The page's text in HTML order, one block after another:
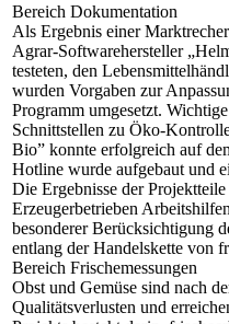
Bereich Dokumentation
Als Ergebnis einer
Agrar-Softwarehersteller
testeten, den
wurden Vorgaben zur
Programm umgesetzt.
Schnittstellen zu Öko-
Bio” konnte erfolgreich auf
Hotline wurde aufgebaut und
Die Ergebnisse der
Erzeugerbetrieben
besonderer Berücksichtigung
entlang der Handelskette von
Bereich Frischemessungen
Obst und Gemüse sind nach
Qualitätsverlusten und